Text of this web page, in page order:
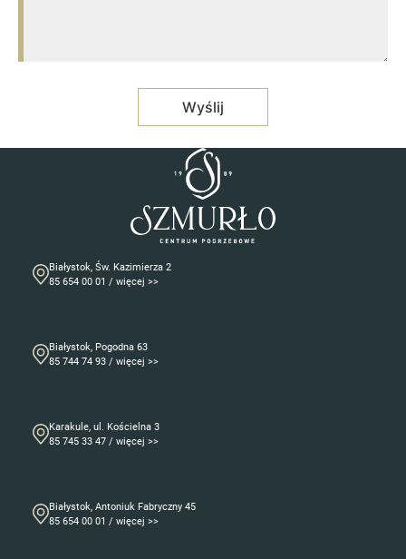
Białystok, Św. Kazimierza 2
85 654 00 01 / więcej >>
Białystok, Pogodna 63
85 744 74 93 / więcej >>
Karakule, ul. Kościelna 3
85 745 33 47 / więcej >>
Białystok, Antoniuk Fabryczny 45
85 654 00 01 / więcej >>